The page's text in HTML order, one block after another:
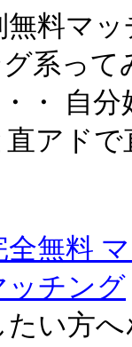
無料マ
系っ
・ 自
アド
全無料
ッチング
たい方